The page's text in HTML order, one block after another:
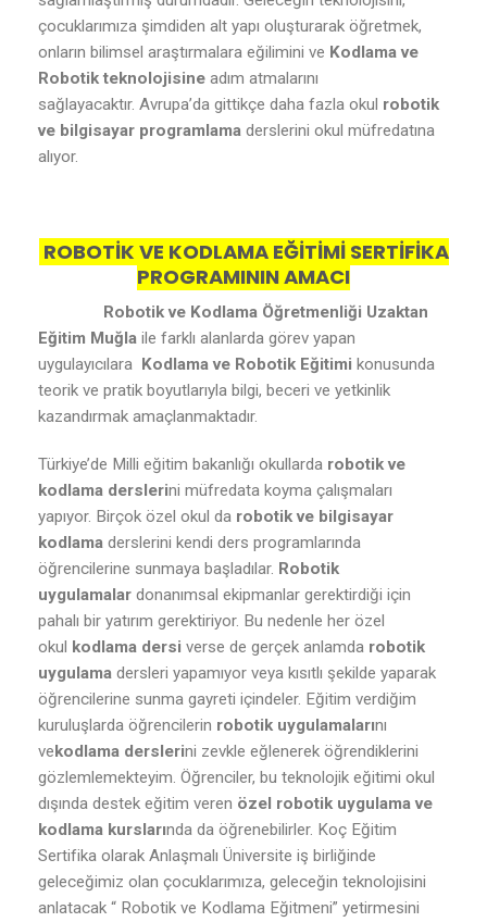
çocuklarımıza şimdiden alt yapı oluşturarak öğretmek,
onların bilimsel araştırmalara eğilimini ve Kodlama ve
Robotik teknolojisine adım atmalarını
sağlayacaktır. Avrupa’da gittikçe daha fazla okul robotik
ve bilgisayar programlama derslerini okul müfredatına
alıyor.
ROBOTİK VE KODLAMA EĞİTİMİ SERTİFİKA
PROGRAMININ AMACI
Robotik ve Kodlama Öğretmenliği Uzaktan
Eğitim Muğla ile farklı alanlarda görev yapan
uygulayıcılara Kodlama ve Robotik Eğitimi konusunda
teorik ve pratik boyutlarıyla bilgi, beceri ve yetkinlik
kazandırmak amaçlanmaktadır.
Türkiye’de Milli eğitim bakanlığı okullarda robotik ve
kodlama derslerini müfredata koyma çalışmaları
yapıyor. Birçok özel okul da robotik ve bilgisayar
kodlama derslerini kendi ders programlarında
öğrencilerine sunmaya başladılar. Robotik
uygulamalar donanımsal ekipmanlar gerektirdiği için
pahalı bir yatırım gerektiriyor. Bu nedenle her özel
okul kodlama dersi verse de gerçek anlamda robotik
uygulama dersleri yapamıyor veya kısıtlı şekilde yaparak
öğrencilerine sunma gayreti içindeler. Eğitim verdiğim
kuruluşlarda öğrencilerin robotik uygulamalarını
vekodlama derslerini zevkle eğlenerek öğrendiklerini
gözlemlemekteyim. Öğrenciler, bu teknolojik eğitimi okul
dışında destek eğitim veren özel robotik uygulama ve
kodlama kurslarında da öğrenebilirler. Koç Eğitim
Sertifika olarak Anlaşmalı Üniversite iş birliğinde
geleceğimiz olan çocuklarımıza, geleceğin teknolojisini
anlatacak “ Robotik ve Kodlama Eğitmeni” yetirmesini